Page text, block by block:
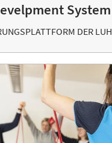
System
DER LUH